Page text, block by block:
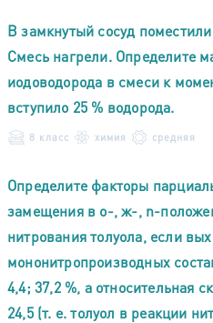
В замкнутый сосуд
Смесь нагрели. Определите
иодоводорода в смеси к
вступило 25 % водорода.
8 класс химия средняя
Определите факторы
замещения в о-, ж-, n-
нитрования толуола, если
мононитропроизводных
4,4; 37,2 %, а относительная
24,5 (т. е. толуол в реакции